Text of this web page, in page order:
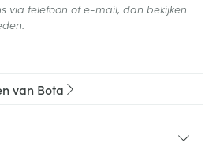
via telefoon of e-mail, dan bekijken
van Bota